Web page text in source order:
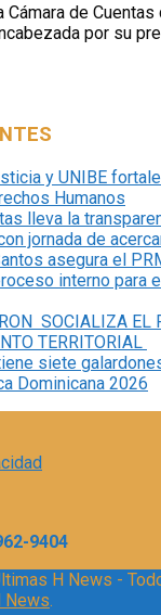
Cámara de
por su
y UNIBE
Humanos
lleva la
jornada de
asegura el
interno para
SOCIALIZA EL
TERRITORIAL
siete
Dominicana 2026
9404
H News -
News.